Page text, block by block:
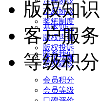
交易协议
奖惩制度
版权知识
基本知识
版权声明
版权投诉
政策法规
客户服务
联系我们
意见建议
等级积分
会员积分
会员等级